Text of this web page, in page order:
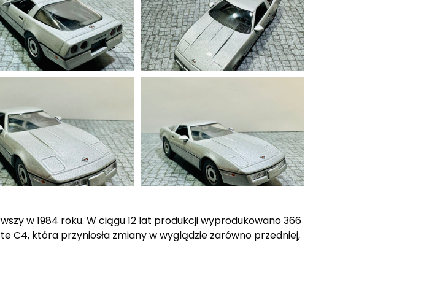
w 1984 roku. W ciągu 12 lat produkcji wyprodukowano 366
C4, która przyniosła zmiany w wyglądzie zarówno przedniej,